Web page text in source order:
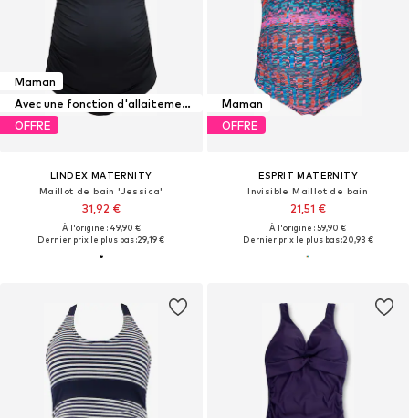
Maman
Avec une fonction d'allaitement maternel
OFFRE
LINDEX MATERNITY
Maillot de bain 'Jessica'
31,92 €
À l'origine : 49,90 €
Dernier prix le plus bas :29,19 €
Maman
OFFRE
ESPRIT MATERNITY
Invisible Maillot de bain
21,51 €
À l'origine : 59,90 €
Dernier prix le plus bas :20,93 €